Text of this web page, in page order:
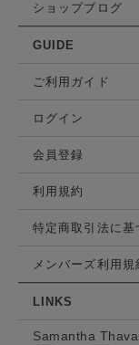
ショップブログ
GUIDE
ご利用ガイド
ログイン
会員登録
利用規約
特定商取引法に基
メンバーズ利用規
LINKS
Samantha